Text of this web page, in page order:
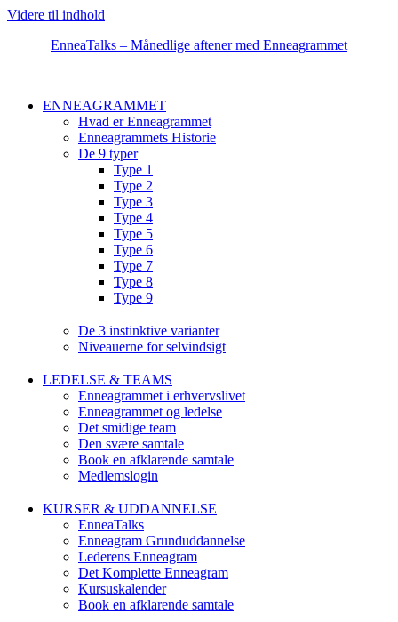
Videre til indhold
EnneaTalks – Månedlige aftener med Enneagrammet
ENNEAGRAMMET
Hvad er Enneagrammet
Enneagrammets Historie
De 9 typer
Type 1
Type 2
Type 3
Type 4
Type 5
Type 6
Type 7
Type 8
Type 9
De 3 instinktive varianter
Niveauerne for selvindsigt
LEDELSE & TEAMS
Enneagrammet i erhvervslivet
Enneagrammet og ledelse
Det smidige team
Den svære samtale
Book en afklarende samtale
Medlemslogin
KURSER & UDDANNELSE
EnneaTalks
Enneagram Grunduddannelse
Lederens Enneagram
Det Komplette Enneagram
Kursuskalender
Book en afklarende samtale